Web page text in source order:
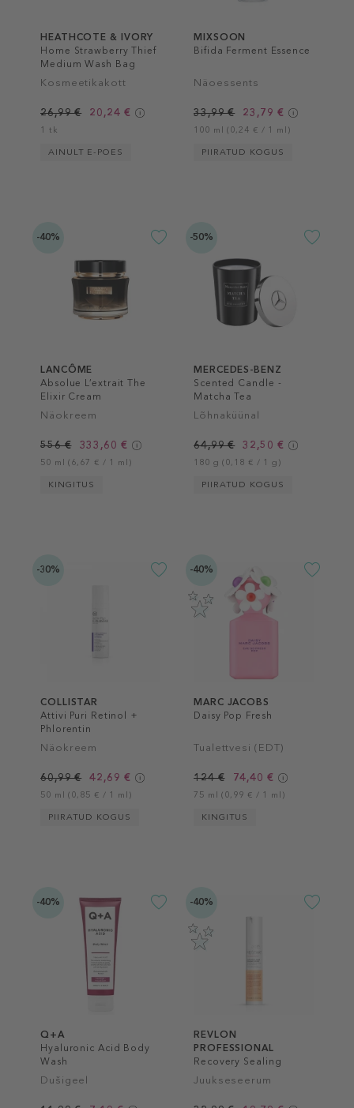
HEATHCOTE & IVORY
Home Strawberry Thief
Medium Wash Bag
Kosmeetikakott
26,99 € 20,24 €
1 tk
AINULT E-POES
MIXSOON
Bifida Ferment Essence
Näoessents
33,99 € 23,79 €
100 ml (0,24 € / 1 ml)
PIIRATUD KOGUS
-40%
LANCÔME
Absolue L’extrait The
Elixir Cream
Näokreem
556 € 333,60 €
50 ml (6,67 € / 1 ml)
KINGITUS
-50%
MERCEDES-BENZ
Scented Candle -
Matcha Tea
Lõhnaküünal
64,99 € 32,50 €
180 g (0,18 € / 1 g)
PIIRATUD KOGUS
-30%
COLLISTAR
Attivi Puri Retinol +
Phlorentin
Näokreem
60,99 € 42,69 €
50 ml (0,85 € / 1 ml)
PIIRATUD KOGUS
-40%
MARC JACOBS
Daisy Pop Fresh
Tualettvesi (EDT)
124 € 74,40 €
75 ml (0,99 € / 1 ml)
KINGITUS
-40%
Q+A
Hyaluronic Acid Body
Wash
Dušigeel
-40%
REVLON
PROFESSIONAL
Recovery Sealing
Drops
Juukseseerum